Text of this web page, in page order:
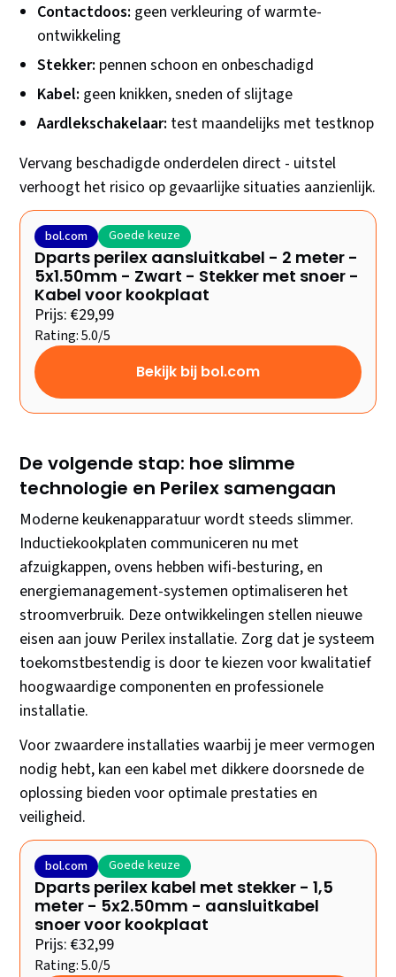
Contactdoos: geen verkleuring of warmte-
ontwikkeling
Stekker: pennen schoon en onbeschadigd
Kabel: geen knikken, sneden of slijtage
Aardlekschakelaar: test maandelijks met testknop
Vervang beschadigde onderdelen direct - uitstel
verhoogt het risico op gevaarlijke situaties aanzienlijk.
bol.com Goede keuze
Dparts perilex aansluitkabel - 2 meter -
5x1.50mm - Zwart - Stekker met snoer -
Kabel voor kookplaat
Prijs: €29,99
Rating: 5.0/5
Bekijk bij bol.com
De volgende stap: hoe slimme
technologie en Perilex samengaan
Moderne keukenapparatuur wordt steeds slimmer.
Inductiekookplaten communiceren nu met
afzuigkappen, ovens hebben wifi-besturing, en
energiemanagement-systemen optimaliseren het
stroomverbruik. Deze ontwikkelingen stellen nieuwe
eisen aan jouw Perilex installatie. Zorg dat je systeem
toekomstbestendig is door te kiezen voor kwalitatief
hoogwaardige componenten en professionele
installatie.
Voor zwaardere installaties waarbij je meer vermogen
nodig hebt, kan een kabel met dikkere doorsnede de
oplossing bieden voor optimale prestaties en
veiligheid.
bol.com Goede keuze
Dparts perilex kabel met stekker - 1,5
meter - 5x2.50mm - aansluitkabel
snoer voor kookplaat
Prijs: €32,99
Rating: 5.0/5